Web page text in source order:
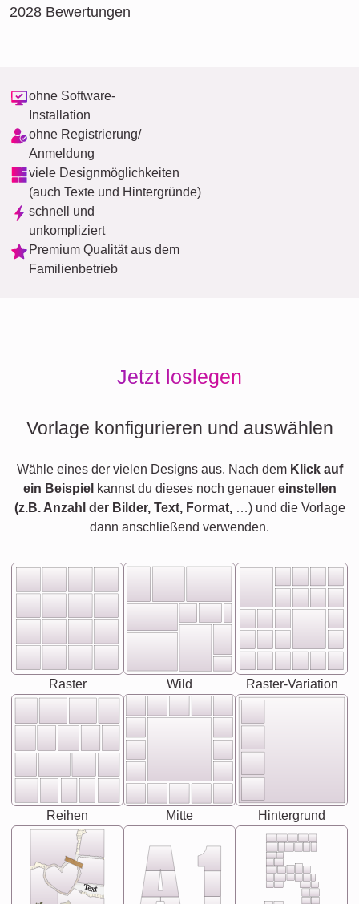
2028 Bewertungen
ohne Software-
Installation
ohne Registrierung/
Anmeldung
viele Designmöglichkeiten
(auch Texte und Hintergründe)
schnell und
unkompliziert
Premium Qualität aus dem
Familienbetrieb
Jetzt loslegen
Vorlage konfigurieren und auswählen
Wähle eines der vielen Designs aus. Nach dem Klick auf
ein Beispiel kannst du dieses noch genauer einstellen
(z.B. Anzahl der Bilder, Text, Format,…) und die Vorlage
dann anschließend verwenden.
Raster Wild Raster-Variation
Reihen Mitte Hintergrund
Text